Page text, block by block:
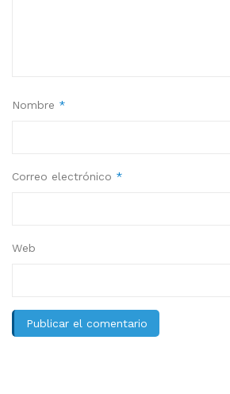
Nombre *
Correo electrónico *
Web